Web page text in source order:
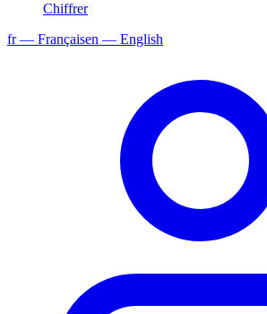
Chiffrer
fr— Françaisen — English